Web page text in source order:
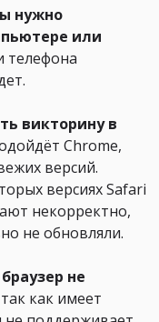
нужно
или
телефона
викторину в
Chrome,
версий.
версиях Safari
некорректно,
не обновляли.
не
как имеет